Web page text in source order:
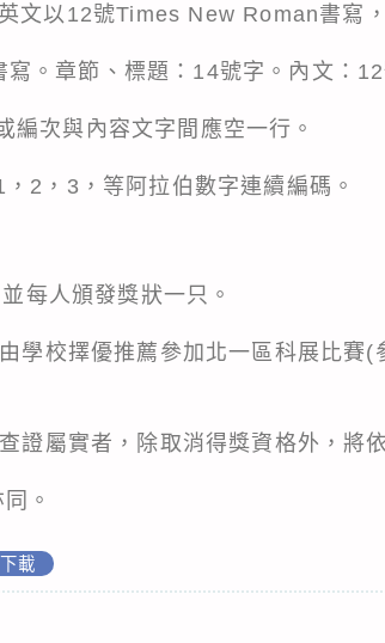
以12號Times New Roman書寫，
節、標題：14號字。內文：12
次與內容文字間應空一行。
2，3，等阿拉伯數字連續編碼。
每人頒發獎狀一只。
學校擇優推薦參加北一區科展比賽(
證屬實者，除取消得獎資格外，將
。
下載